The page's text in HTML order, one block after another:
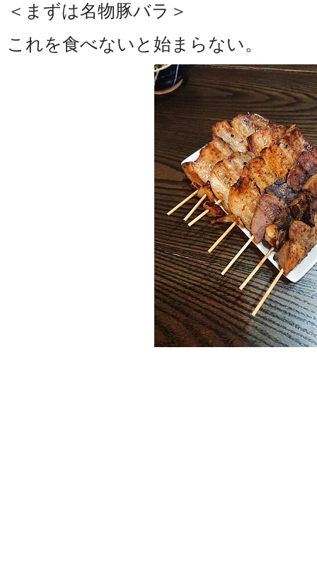
＜まずは名物豚バラ＞
これを食べないと始まらない。